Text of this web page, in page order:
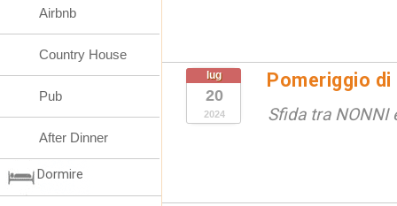
lug
20
2024
Pomeriggio di
Sfida tra NONNI
Airbnb
Country House
Pub
After Dinner
Dormire